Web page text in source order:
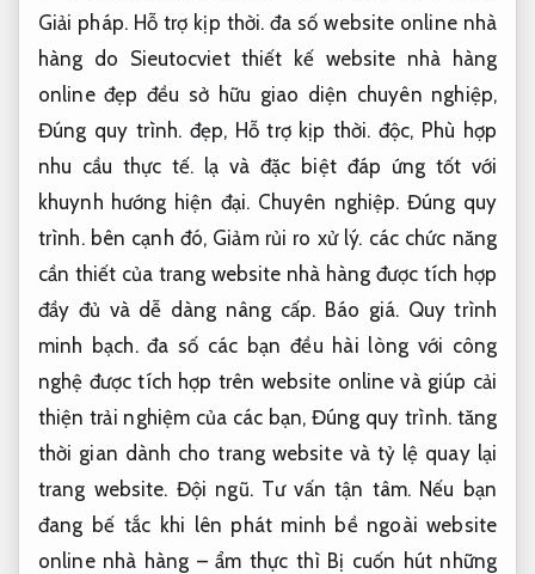
Giải pháp. Hỗ trợ kịp thời. đa số website online nhà
hàng do Sieutocviet thiết kế website nhà hàng
online đẹp đều sở hữu giao diện chuyên nghiệp,
Đúng quy trình. đẹp, Hỗ trợ kịp thời. độc, Phù hợp
nhu cầu thực tế. lạ và đặc biệt đáp ứng tốt với
khuynh hướng hiện đại. Chuyên nghiệp. Đúng quy
trình.bên cạnh đó, Giảm rủi ro xử lý. các chức năng
cần thiết của trang website nhà hàng được tích hợp
đầy đủ và dễ dàng nâng cấp. Báo giá. Quy trình
minh bạch.đa số các bạn đều hài lòng với công
nghệ được tích hợp trên website online và giúp cải
thiện trải nghiệm của các bạn,Đúng quy trình.tăng
thời gian dành cho trang website và tỷ lệ quay lại
trang website. Đội ngũ. Tư vấn tận tâm.Nếu bạn
đang bế tắc khi lên phát minh bề ngoài website
online nhà hàng – ẩm thực thì Bị cuốn hút những